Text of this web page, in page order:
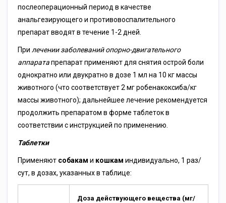
послеоперационный период в качестве
анальгезирующего и противовоспалительного
препарат вводят в течение 1-2 дней.
При лечении заболеваний опорно-двигательного
аппаратапрепарат применяют для снятия острой боли
однократно или двукратно в дозе 1 мл на 10 кг массы
животного (что соответствует 2 мг робенакоксиба/кг
массы животного); дальнейшее лечение рекомендуется
продолжить препаратом в форме таблеток в
соответствии с инструкцией по применению.
Таблетки
Применяют собакам и кошкам индивидуально, 1 раз/
сут, в дозах, указанных в таблице:
Доза действующего вещества (мг/